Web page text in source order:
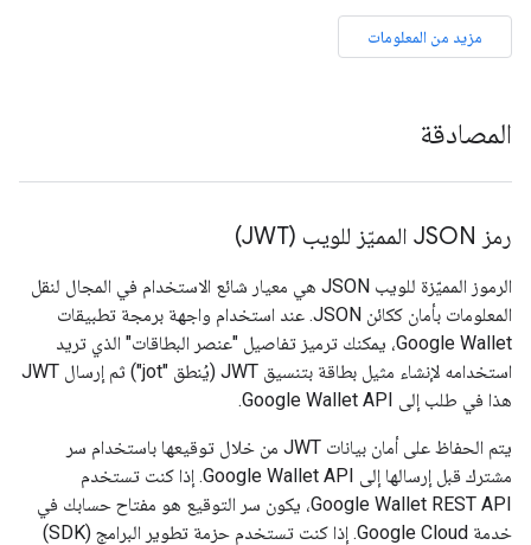
مزيد من المعلومات
المصادقة
رمز JSON المميّز للويب (JWT)
الرموز المميّزة للويب JSON هي معيار شائع الاستخدام في المجال لنقل
المعلومات بأمان ككائن JSON. عند استخدام واجهة برمجة تطبيقات
Google Wallet، يمكنك ترميز تفاصيل "عنصر البطاقات" الذي تريد
استخدامه لإنشاء مثيل بطاقة بتنسيق JWT (يُنطق "jot") ثم إرسال JWT
هذا في طلب إلى Google Wallet API.
يتم الحفاظ على أمان بيانات JWT من خلال توقيعها باستخدام سر
مشترك قبل إرسالها إلى Google Wallet API. إذا كنت تستخدم
Google Wallet REST API، يكون سر التوقيع هو مفتاح حسابك في
خدمة Google Cloud. إذا كنت تستخدم حزمة تطوير البرامج (SDK)